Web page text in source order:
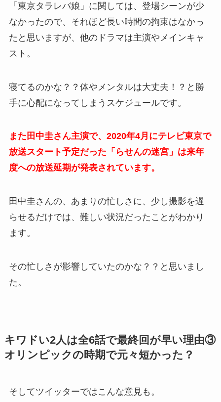
「東京タラレバ娘」に関しては、登場シーンが少
なかったので、それほど長い時間の拘束はなかっ
たと思いますが、他のドラマは主演やメインキャ
スト。
寝てるのかな？？体やメンタルは大丈夫！？と勝
手に心配になってしまうスケジュールです。
また田中圭さん主演で、2020年4月にテレビ東京で
放送スタート予定だった「らせんの迷宮」は来年
度への放送延期が発表されています。
田中圭さんの、あまりの忙しさに、少し撮影を遅
らせるだけでは、難しい状況だったことがわかり
ます。
その忙しさが影響していたのかな？？と思いまし
た。
キワドい2人は全6話で最終回が早い理由③
オリンピックの時期で元々短かった？
そしてツイッターではこんな意見も。